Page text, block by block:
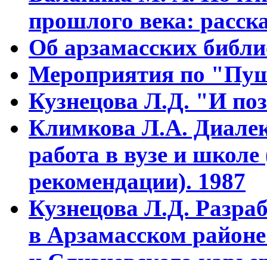
прошлого века:
Об арзамасских
Мероприятия по
Кузнецова Л.Д. "И
Климкова Л.А.
работа в вузе и
рекомендации). 1987
Кузнецова Л.Д.
в Арзамасском